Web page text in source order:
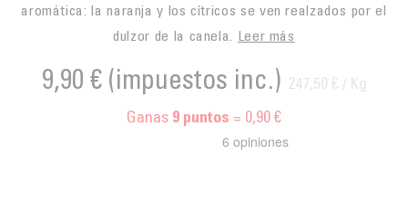
aromática: la naranja y los cítricos se ven realzados por el
dulzor de la canela. Leer más
9,90 € (impuestos inc.) 247,50 € / Kg
Ganas 9 puntos = 0,90 €